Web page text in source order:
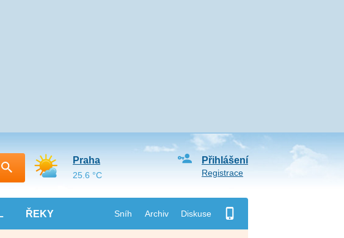
ŘEKY Sníh Archiv Diskuse
Přihlášení
Registrace
Praha
25.6 °C